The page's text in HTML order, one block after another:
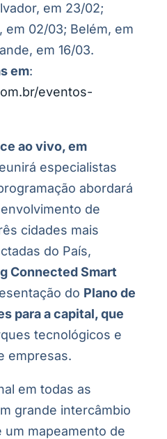
em 23/02;
em 02/03; Belém, em
em 16/03.
em:
eventos-
ao vivo, em
especialistas
abordará
de
cidades mais
do País,
Connected Smart
do Plano de
para a capital, que
tecnológicos e
empresas.
em todas as
grande intercâmbio
mapeamento de